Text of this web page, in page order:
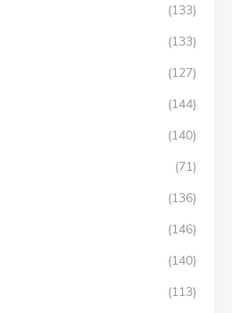
(133)
(133)
(127)
(144)
(140)
(71)
(136)
(146)
(140)
(113)